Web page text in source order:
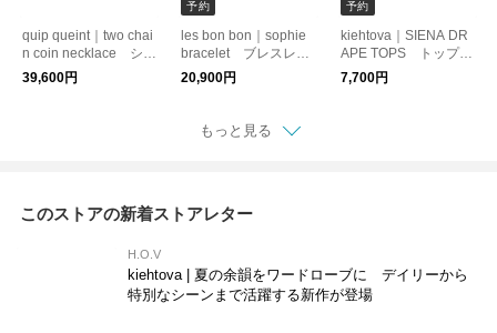
quip queint｜two chai
n coin necklace シル
バー925 ネックレ
ス ユニセックス
39,600円
予約
les bon bon｜sophie
bracelet ブレスレッ
ト K10 チェーン
20,900円
予約
kiehtova｜SIENA DR
APE TOPS トップ
ス カットソー ドレ
ープ
7,700円
もっと見る
このストアの新着ストアレター
H.O.V
kiehtova | 夏の余韻をワードローブに デイリーから
特別なシーンまで活躍する新作が登場